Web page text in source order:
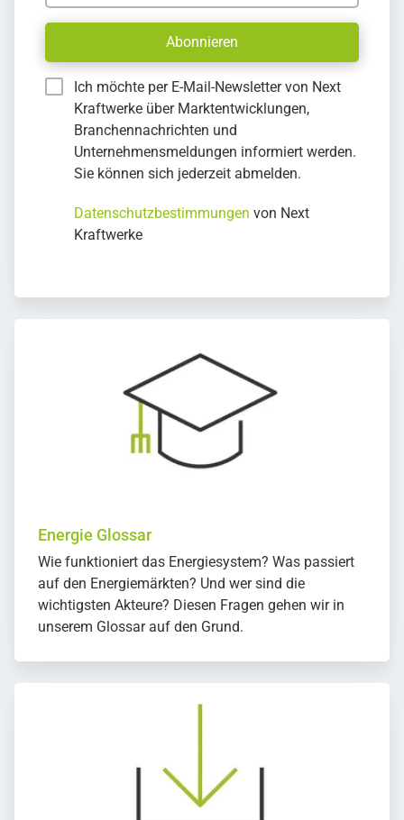
Abonnieren
Ich möchte per E-Mail-Newsletter von Next
Kraftwerke über Marktentwicklungen,
Branchennachrichten und
Unternehmensmeldungen informiert werden.
Sie können sich jederzeit abmelden.
Datenschutzbestimmungen von Next
Kraftwerke
Energie Glossar
Wie funktioniert das Energiesystem? Was passiert
auf den Energiemärkten? Und wer sind die
wichtigsten Akteure? Diesen Fragen gehen wir in
unserem Glossar auf den Grund.